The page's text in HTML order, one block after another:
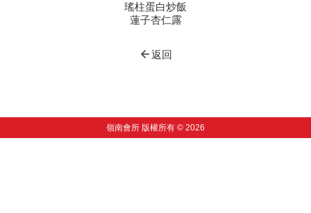
瑤柱蛋白炒飯
蓮子杏仁露
arrow_back返回
嶺南會所 版權所有 © 2026